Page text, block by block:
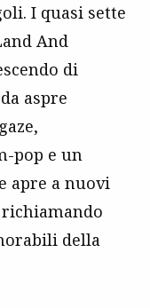
I quasi sette
And
di
aspre
pop e un
apre a nuovi
della